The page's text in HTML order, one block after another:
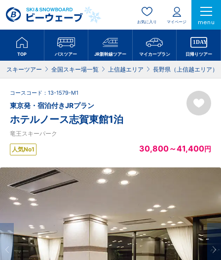
お気に入り マイページ menu
TOP バスツアー JR新幹線ツアー マイカープラン 日帰りツアー
スキーツアー 全国スキー場一覧 上信越エリア 長野県（上信越エリア）
コースコード：13-1579-M1
東京発・宿泊付きJRプラン
ホテルノース志賀東館1泊
竜王スキーパーク
人気No1 30,800～41,400円